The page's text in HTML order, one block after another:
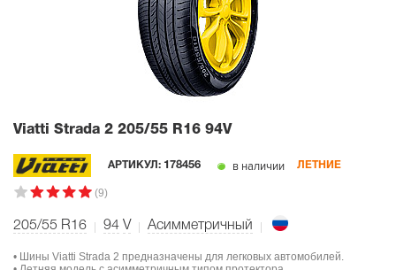
Viatti Strada 2 205/55 R16 94V
АРТИКУЛ: 178456 в наличии ЛЕТНИЕ
(9)
205/55 R16 94 V Асимметричный
• Шины Viatti Strada 2 предназначены для легковых автомобилей.